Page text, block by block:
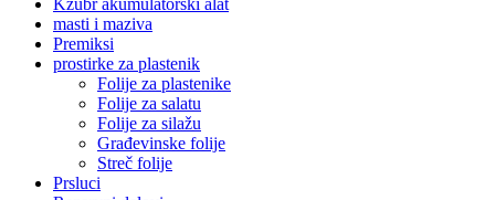
Kzubr akumulatorski alat
masti i maziva
Premiksi
prostirke za plastenik
Folije za plastenike
Folije za salatu
Folije za silažu
Građevinske folije
Streč folije
Prsluci